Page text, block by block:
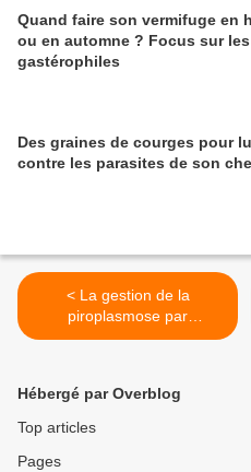
Quand faire son vermifuge en
ou en automne ? Focus sur les
gastérophiles
Des graines de courges pour
contre les parasites de son
< La gestion de la
piroplasmose par
l’alimentation (partie 1)
Hébergé par Overblog
Top articles
Pages